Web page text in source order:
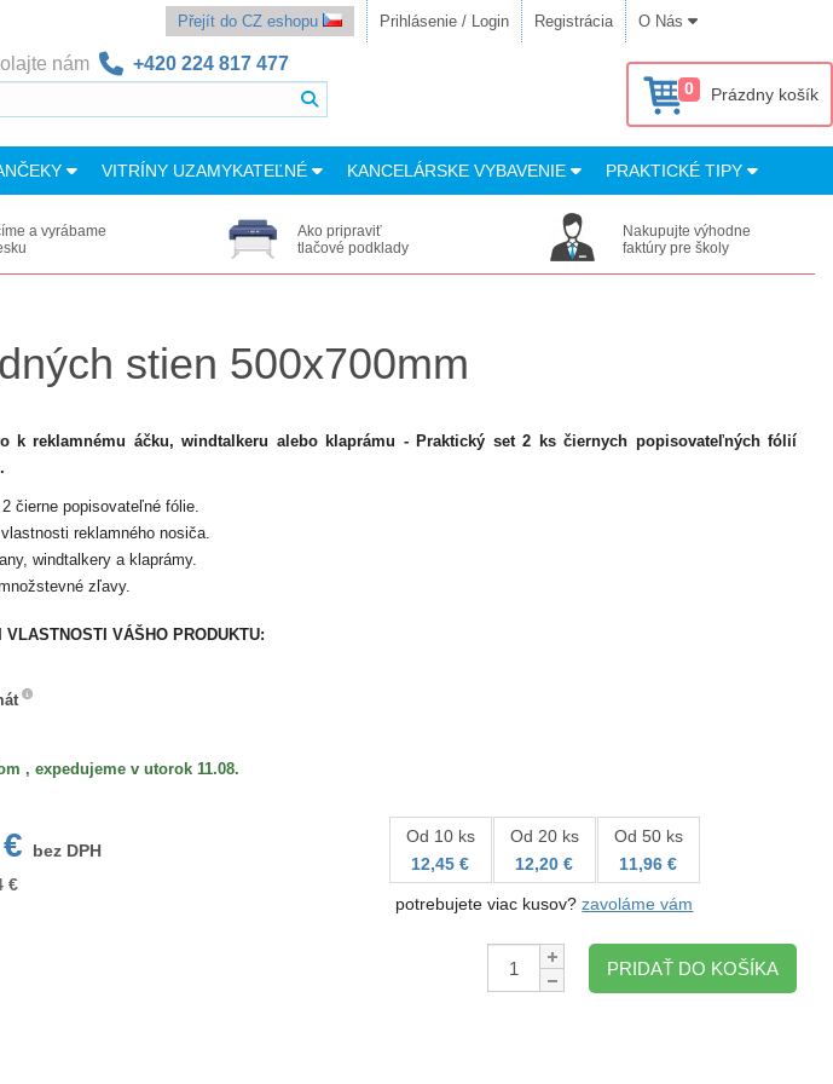
Přejít do CZ eshopu Prihlásenie / Login Registrácia O Nás
nám +420 224 817 477
0 Prázdny košík
VITRÍNY UZAMYKATEĽNÉ KANCELÁRSKE VYBAVENIE PRAKTICKÉ TIPY
a vyrábame
Ako pripraviť
tlačové podklady
Nakupujte výhodne
faktúry pre školy
stien 500x700mm
k reklamnému áčku, windtalkeru alebo klaprámu - Praktický set 2 ks čiernych popisovateľných fólií
čierne popisovateľné fólie.
reklamného nosiča.
windtalkery a klaprámy.
zľavy.
VLASTNOSTI VÁŠHO PRODUKTU:
, expedujeme v utorok 11.08.
bez DPH
€
Od 10 ks
12,45 €
Od 20 ks
12,20 €
Od 50 ks
11,96 €
potrebujete viac kusov?zavoláme vám
Množstvo:
PRIDAŤ DO KOŠÍKA